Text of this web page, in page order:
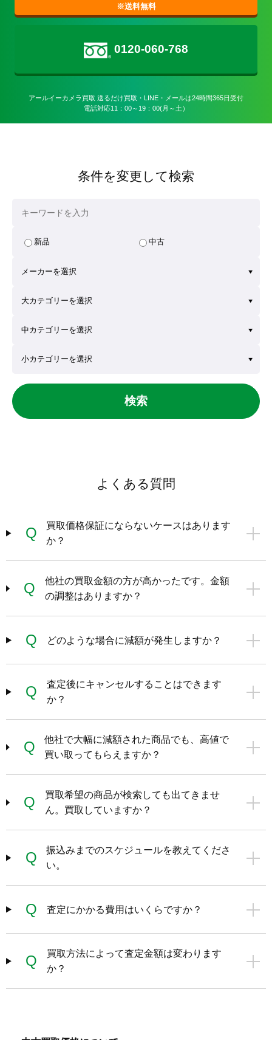
0120-060-768
アールイーカメラ買取 送るだけ買取・LINE・メールは24時間365日受付
電話対応11：00～19：00(月～土）
条件を変更して検索
新品 中古
検索
よくある質問
Q
買取価格保証にならないケースはあります
か？
Q
他社の買取金額の方が高かったです。金額
の調整はありますか？
Q どのような場合に減額が発生しますか？
Q
査定後にキャンセルすることはできます
か？
Q
他社で大幅に減額された商品でも、高値で
買い取ってもらえますか？
Q
買取希望の商品が検索しても出てきませ
ん。買取していますか？
Q
振込みまでのスケジュールを教えてくださ
い。
Q 査定にかかる費用はいくらですか？
Q
買取方法によって査定金額は変わります
か？